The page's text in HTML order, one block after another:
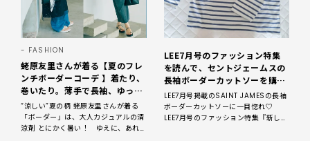
FASHION
蛯原友里さんが着る【夏のフレ
ンチボーダーコーデ 】着たり、
巻いたり。薄手で長袖、ゆった
りしたラインを選ぶのが正解
“涼しい”夏の柄 蛯原友里さんが着る
「ボーダー」は、大人カジュアルの清
涼剤 とにかく暑い！ ゆえに、あれ
LEE7月号のファッション特集
を読んで、セントジェームスの
長袖ボーダーカットソーを購入
しました
LEE7月号掲載のSAINT JAMESの長袖
ボーダーカットソーに一目惚れ♡
LEE7月号のファッション特集『新しい